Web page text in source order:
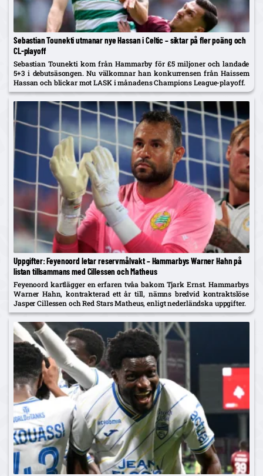
Sebastian Tounekti utmanar nye Hassan i Celtic – siktar på fler poäng och
CL-playoff
Sebastian Tounekti kom från Hammarby för £5 miljoner och landade
5+3 i debutsäsongen. Nu välkomnar han konkurrensen från Haissem
Hassan och blickar mot LASK i månadens Champions League-playoff.
Uppgifter: Feyenoord letar reservmålvakt – Hammarbys Warner Hahn på
listan tillsammans med Cillessen och Matheus
Feyenoord kartlägger en erfaren tvåa bakom Tjark Ernst. Hammarbys
Warner Hahn, kontrakterad ett år till, nämns bredvid kontraktslöse
Jasper Cillessen och Red Stars Matheus, enligt nederländska uppgifter.